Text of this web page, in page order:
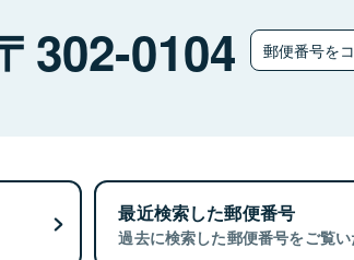
302-0104 郵便番号を
最近検索した郵便番号
過去に検索した郵便番号をご覧い